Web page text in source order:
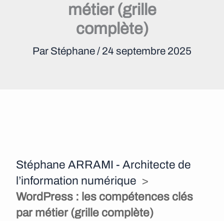
métier (grille
complète)
Par Stéphane/ 24 septembre 2025
Stéphane ARRAMI - Architecte de
l’information numérique >
WordPress : les compétences clés
par métier (grille complète)